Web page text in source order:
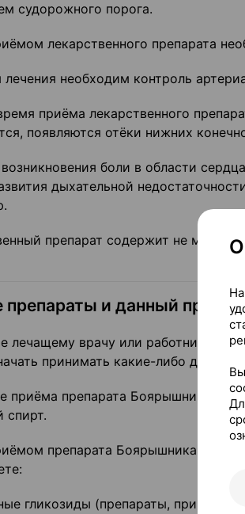
судорожного порога.
лекарственного препарата
необходим контроль
приёма лекарственного
появляются отёки нижних
возникновения боли в области
дыхательной
препарат содержит не менее
препараты и данный
лечащему врачу или работнику
принимать какие-либо другие
приёма препарата Боярышника
спирт.
препарата Боярышника
гликозиды (препараты,